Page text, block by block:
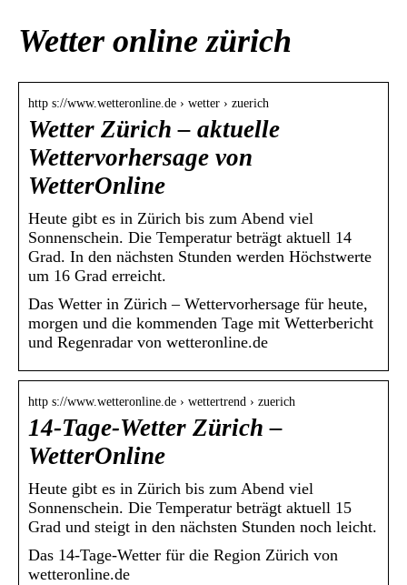
Wetter online zürich
http s://www.wetteronline.de › wetter › zuerich
Wetter Zürich – aktuelle
Wettervorhersage von
WetterOnline
Heute gibt es in Zürich bis zum Abend viel
Sonnenschein. Die Temperatur beträgt aktuell 14
Grad. In den nächsten Stunden werden Höchstwerte
um 16 Grad erreicht.
Das Wetter in Zürich – Wettervorhersage für heute,
morgen und die kommenden Tage mit Wetterbericht
und Regenradar von wetteronline.de
http s://www.wetteronline.de › wettertrend › zuerich
14-Tage-Wetter Zürich –
WetterOnline
Heute gibt es in Zürich bis zum Abend viel
Sonnenschein. Die Temperatur beträgt aktuell 15
Grad und steigt in den nächsten Stunden noch leicht.
Das 14-Tage-Wetter für die Region Zürich von
wetteronline.de